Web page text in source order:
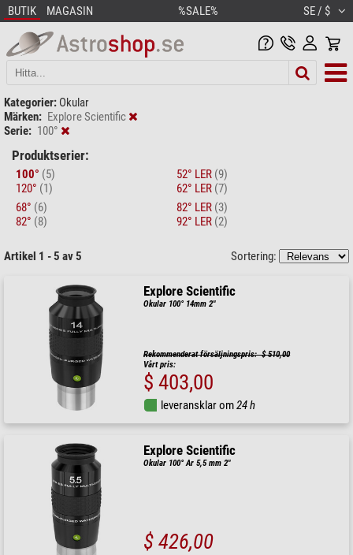
BUTIK MAGASIN %SALE% SE / $
Kategorier: Okular
Märken: Explore Scientific
Serie: 100°
Produktserier:
100° (5)
120° (1)
52° LER (9)
62° LER (7)
68° (6)
82° (8)
82° LER (3)
92° LER (2)
Artikel 1 - 5 av 5 Sortering:
Explore Scientific
Okular 100° 14mm 2"
Rekommenderat försäljningspris: $ 510,00
Vårt pris:
$ 403,00
leveransklar om24 h
Explore Scientific
Okular 100° Ar 5,5 mm 2"
$ 426,00